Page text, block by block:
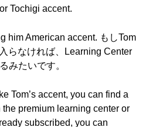
Tochigi accent.
him American accent. もしTom
らなければ、Learning Center
みたいです。
Tom’s accent, you can find a
premium learning center or
subscribed, you can